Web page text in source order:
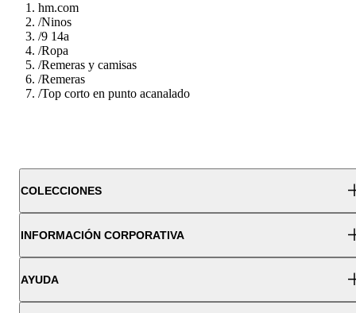
hm.com
/Ninos
/9 14a
/Ropa
/Remeras y camisas
/Remeras
/Top corto en punto acanalado
COLECCIONES
INFORMACIÓN CORPORATIVA
AYUDA